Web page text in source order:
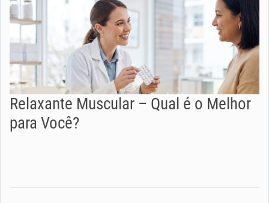
Relaxante Muscular – Qual é o Melhor
para Você?